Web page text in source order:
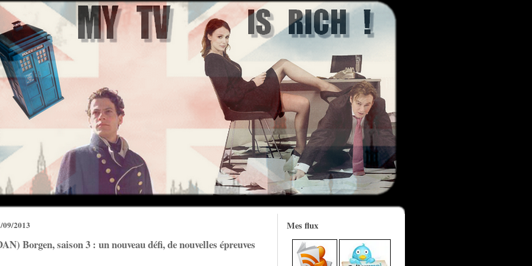
Mes flux
09/2013
Borgen, saison 3 : un nouveau défi, de nouvelles épreuves